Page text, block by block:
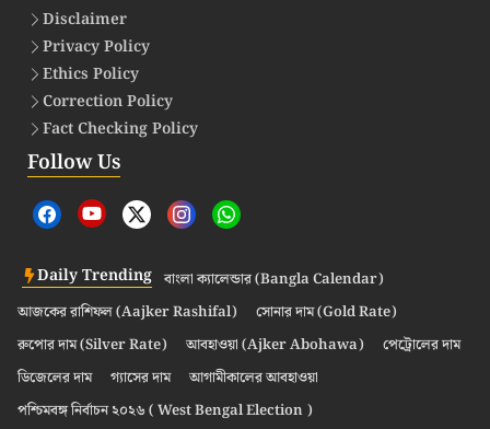
Disclaimer
Privacy Policy
Ethics Policy
Correction Policy
Fact Checking Policy
Follow Us
Daily Trending বাংলা ক্যালেন্ডার (Bangla Calendar)
আজকের রাশিফল (Aajker Rashifal)
সোনার দাম (Gold Rate)
রুপোর দাম (Silver Rate)
আবহাওয়া (Ajker Abohawa)
পেট্রোলের দাম
ডিজেলের দাম
গ্যাসের দাম
আগামীকালের আবহাওয়া
পশ্চিমবঙ্গ নির্বাচন ২০২৬ ( West Bengal Election )